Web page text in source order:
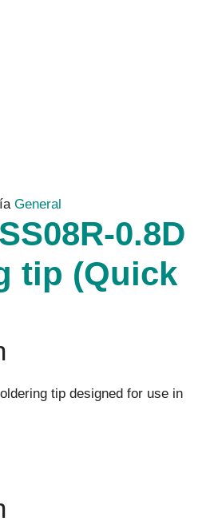
General
0.8D
tip (Quick
tip designed for use in